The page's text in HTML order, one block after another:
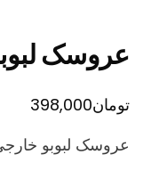
عروسک
تومان398,000
عروسک لبوبو